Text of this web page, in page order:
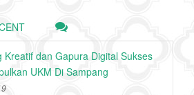
Kreatif dan Gapura Digital Sukses
UKM Di Sampang